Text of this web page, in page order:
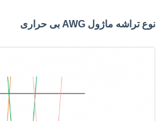
نوع تراشه ماژول AWG بی حراری